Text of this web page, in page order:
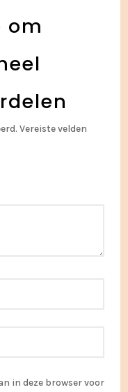
om
Vereiste velden
in deze browser voor